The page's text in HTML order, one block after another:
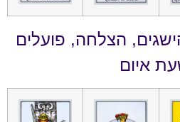
הצלחה, פועלים
איום